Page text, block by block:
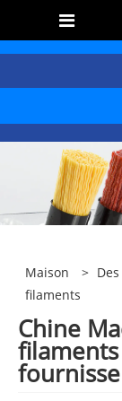
Maison >
filaments
Chine